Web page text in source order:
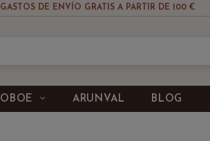
GASTOS DE ENVÍO GRATIS A PARTIR DE 100 €
OBOE ARUNVAL BLOG